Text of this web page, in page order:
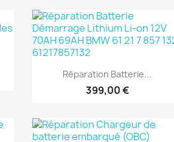
Aperçu rapide
Réparation Batterie...
399,00 €